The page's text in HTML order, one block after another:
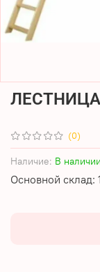
(0)
Наличие: В наличии
Основной склад:
ЛЕСТНИЦА